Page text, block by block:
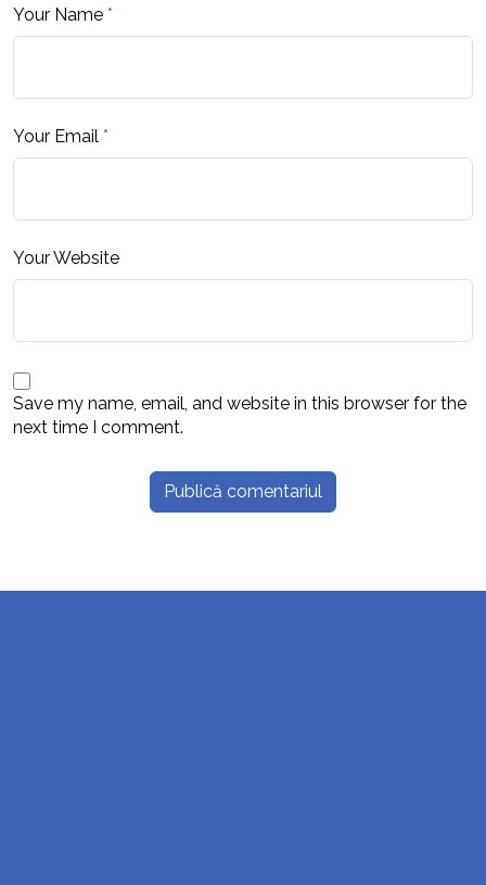
Your Name *
Your Email *
Your Website
Save my name, email, and website in this browser for the
next time I comment.